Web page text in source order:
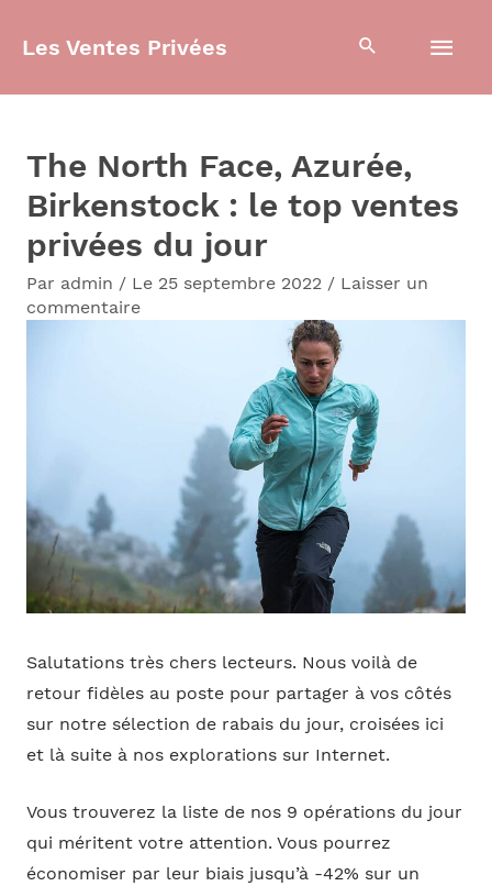
Les Ventes Privées
The North Face, Azurée,
Birkenstock : le top ventes
privées du jour
Par admin / Le 25 septembre 2022 / Laisser un
commentaire
Salutations très chers lecteurs. Nous voilà de
retour fidèles au poste pour partager à vos côtés
sur notre sélection de rabais du jour, croisées ici
et là suite à nos explorations sur Internet.
Vous trouverez la liste de nos 9 opérations du jour
qui méritent votre attention. Vous pourrez
économiser par leur biais jusqu’à -42% sur un